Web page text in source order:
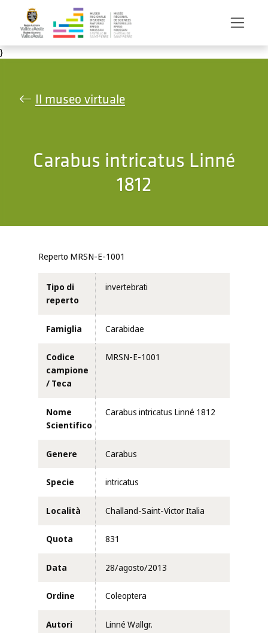
Salta al contenuto principale
}
Il museo virtuale
Carabus intricatus Linné
1812
Reperto MRSN-E-1001
Tipo di
reperto
invertebrati
Famiglia Carabidae
Codice
campione
/ Teca
MRSN-E-1001
Nome
Scientifico
Carabus intricatus Linné 1812
Genere Carabus
Specie intricatus
Località Challand-Saint-Victor Italia
Quota 831
Data 28/agosto/2013
Ordine Coleoptera
Autori Linné Wallgr.